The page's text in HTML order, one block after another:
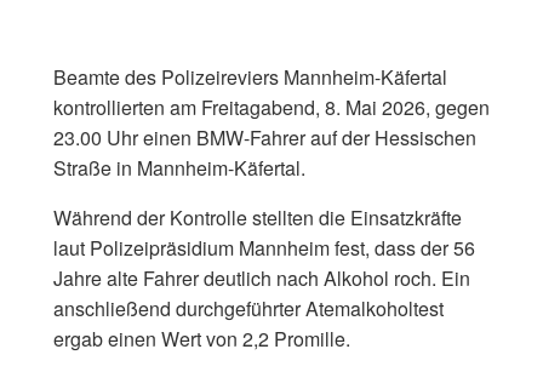
Beamte des Polizeireviers Mannheim-Käfertal
kontrollierten am Freitagabend, 8. Mai 2026, gegen
23.00 Uhr einen BMW-Fahrer auf der Hessischen
Straße in Mannheim-Käfertal.
Während der Kontrolle stellten die Einsatzkräfte
laut Polizeipräsidium Mannheim fest, dass der 56
Jahre alte Fahrer deutlich nach Alkohol roch. Ein
anschließend durchgeführter Atemalkoholtest
ergab einen Wert von 2,2 Promille.